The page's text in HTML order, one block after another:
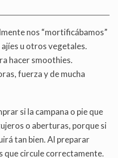
nos “mortificábamos”
u otros vegetales.
hacer smoothies.
fuerza y de mucha
si la campana o pie que
o aberturas, porque si
tan bien. Al preparar
que circule correctamente.